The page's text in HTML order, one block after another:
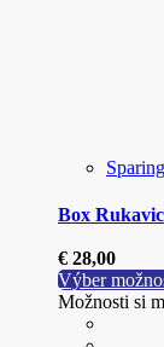
Box
€ 28,00
Výber
Možnosti si